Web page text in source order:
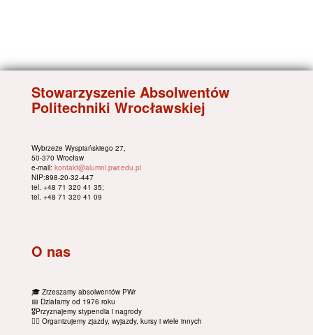
Stowarzyszenie Absolwentów
Politechniki Wrocławskiej
Wybrzeże Wyspiańskiego 27,
50-370 Wrocław
e-mail: kontakt@alumni.pwr.edu.pl
NIP:898-20-32-447
tel. +48 71 320 41 35;
tel. +48 71 320 41 09
O nas
🎓 Zrzeszamy absolwentów PWr
📅 Działamy od 1976 roku
🎖Przyznajemy stypendia i nagrody
🚴‍♂️ Organizujemy zjazdy, wyjazdy, kursy i wiele innych